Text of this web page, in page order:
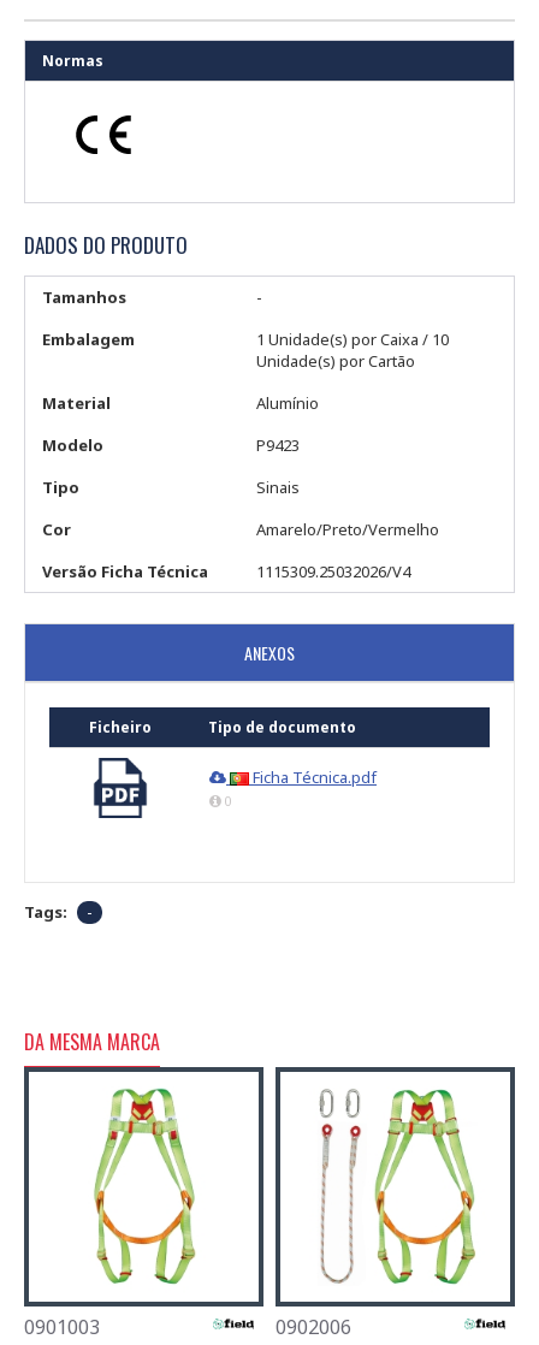
Normas
DADOS DO PRODUTO
Tamanhos
-
Embalagem
1 Unidade(s) por Caixa / 10
Unidade(s) por Cartão
Material
Alumínio
Modelo
P9423
Tipo
Sinais
Cor
Amarelo/Preto/Vermelho
Versão Ficha Técnica
1115309.25032026/V4
ANEXOS
Ficheiro Tipo de documento
Ficha Técnica.pdf
0
Tags: -
DA MESMA MARCA
0901003 0902006